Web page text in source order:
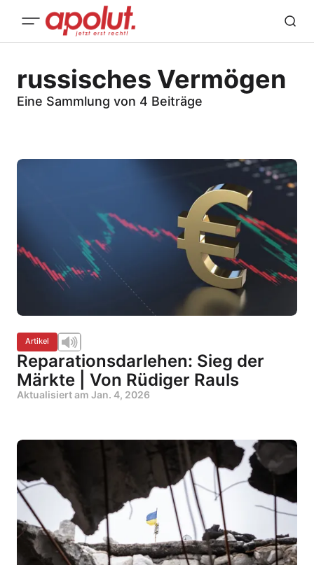
russisches Vermögen
Eine Sammlung von 4 Beiträge
Artikel
Reparationsdarlehen: Sieg der
Märkte | Von Rüdiger Rauls
Aktualisiert am Jan. 4, 2026